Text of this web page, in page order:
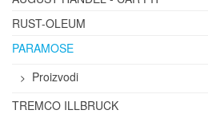
RUST-OLEUM
PARAMOSE
Proizvodi
TREMCO ILLBRUCK